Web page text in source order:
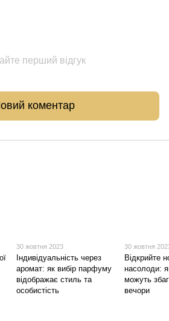
перший відгук
коментар
30 жовтня 2023
Індивідуальність через
аромат: як вибір парфуму
відображає стиль та
особистість
30 жовтня
Відкрийте
насолоди:
можуть
вечори